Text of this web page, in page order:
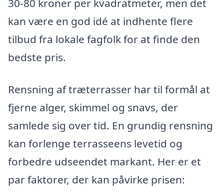
30-80 kroner per kvadratmeter, men det
kan være en god idé at indhente flere
tilbud fra lokale fagfolk for at finde den
bedste pris.
Rensning af træterrasser har til formål at
fjerne alger, skimmel og snavs, der
samlede sig over tid. En grundig rensning
kan forlenge terrasseens levetid og
forbedre udseendet markant. Her er et
par faktorer, der kan påvirke prisen: